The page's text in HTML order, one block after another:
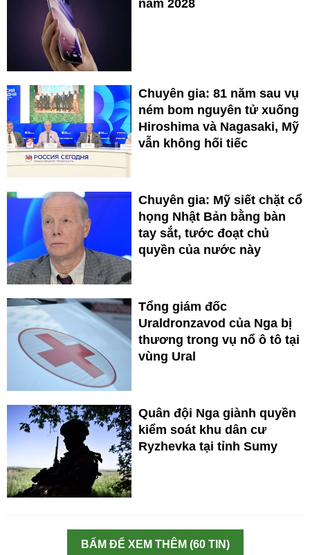
năm 2028
Chuyên gia: 81 năm sau vụ
ném bom nguyên tử xuống
Hiroshima và Nagasaki, Mỹ
vẫn không hối tiếc
Chuyên gia: Mỹ siết chặt cổ
họng Nhật Bản bằng bàn
tay sắt, tước đoạt chủ
quyền của nước này
Tổng giám đốc
Uraldronzavod của Nga bị
thương trong vụ nổ ô tô tại
vùng Ural
Quân đội Nga giành quyền
kiểm soát khu dân cư
Ryzhevka tại tỉnh Sumy
BẤM ĐỂ XEM THÊM (60 TIN)